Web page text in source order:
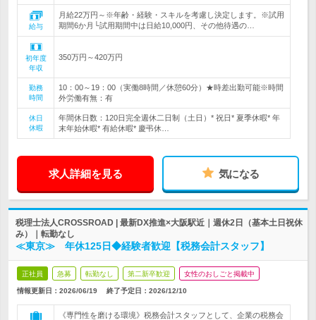
給与
月給22万円～※年齢・経験・スキルを考慮し決定します。※試用
期間6か月└試用期間中は日給10,000円、その他待遇の…
初年度
年収
350万円～420万円
勤務
時間
10：00～19：00（実働8時間／休憩60分）★時差出勤可能※時間
外労働有無：有
休日
休暇
年間休日数：120日完全週休二日制（土日）* 祝日* 夏季休暇* 年
末年始休暇* 有給休暇* 慶弔休…
求人詳細を見る 気になる
税理士法人CROSSROAD | 最新DX推進×大阪駅近｜週休2日（基本土日祝休
み）｜転勤なし
≪東京≫ 年休125日◆経験者歓迎【税務会計スタッフ】
正社員 急募 転勤なし 第二新卒歓迎 女性のおしごと掲載中
情報更新日：2026/06/19 終了予定日： 2026/12/10
《専門性を磨ける環境》税務会計スタッフとして、企業の税務会